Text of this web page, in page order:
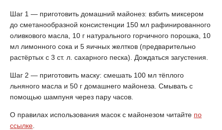
Шаг 1 — приготовить домашний майонез: взбить миксером
до сметанообразной консистенции 150 мл рафинированного
оливкового масла, 10 г натурального горчичного порошка, 10
мл лимонного сока и 5 яичных желтков (предварительно
растёртых с 3 ст. л. сахарного песка). Дождаться загустения.
Шаг 2 — приготовить маску: смешать 100 мл тёплого
льняного масла и 50 г домашнего майонеза. Смывать с
помощью шампуня через пару часов.
О правилах использования масок с майонезом читайте по
ссылке